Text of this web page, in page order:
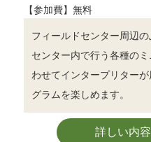
【参加費】無料
フィールドセンター周辺
センター内で行う各種の
わせてインタープリター
グラムを楽しめます。
詳しい内